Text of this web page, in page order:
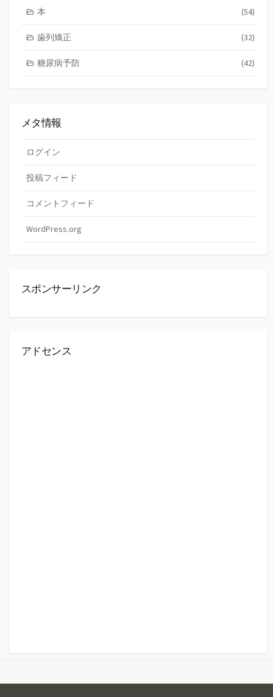
本 (54)
歯列矯正 (32)
糖尿病予防 (42)
メタ情報
ログイン
投稿フィード
コメントフィード
WordPress.org
スポンサーリンク
アドセンス